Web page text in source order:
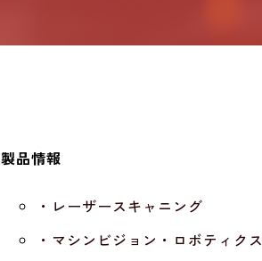
製品情報
・レーザースキャニング
・マシンビジョン・ロボティクス